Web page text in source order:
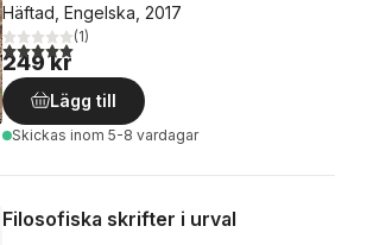
Häftad, Engelska, 2017
5,0utav 5 stjärnor. Totalt antal röster:
(1)
249 kr
Lägg till
Skickas inom 5-8 vardagar
Filosofiska skrifter i urval